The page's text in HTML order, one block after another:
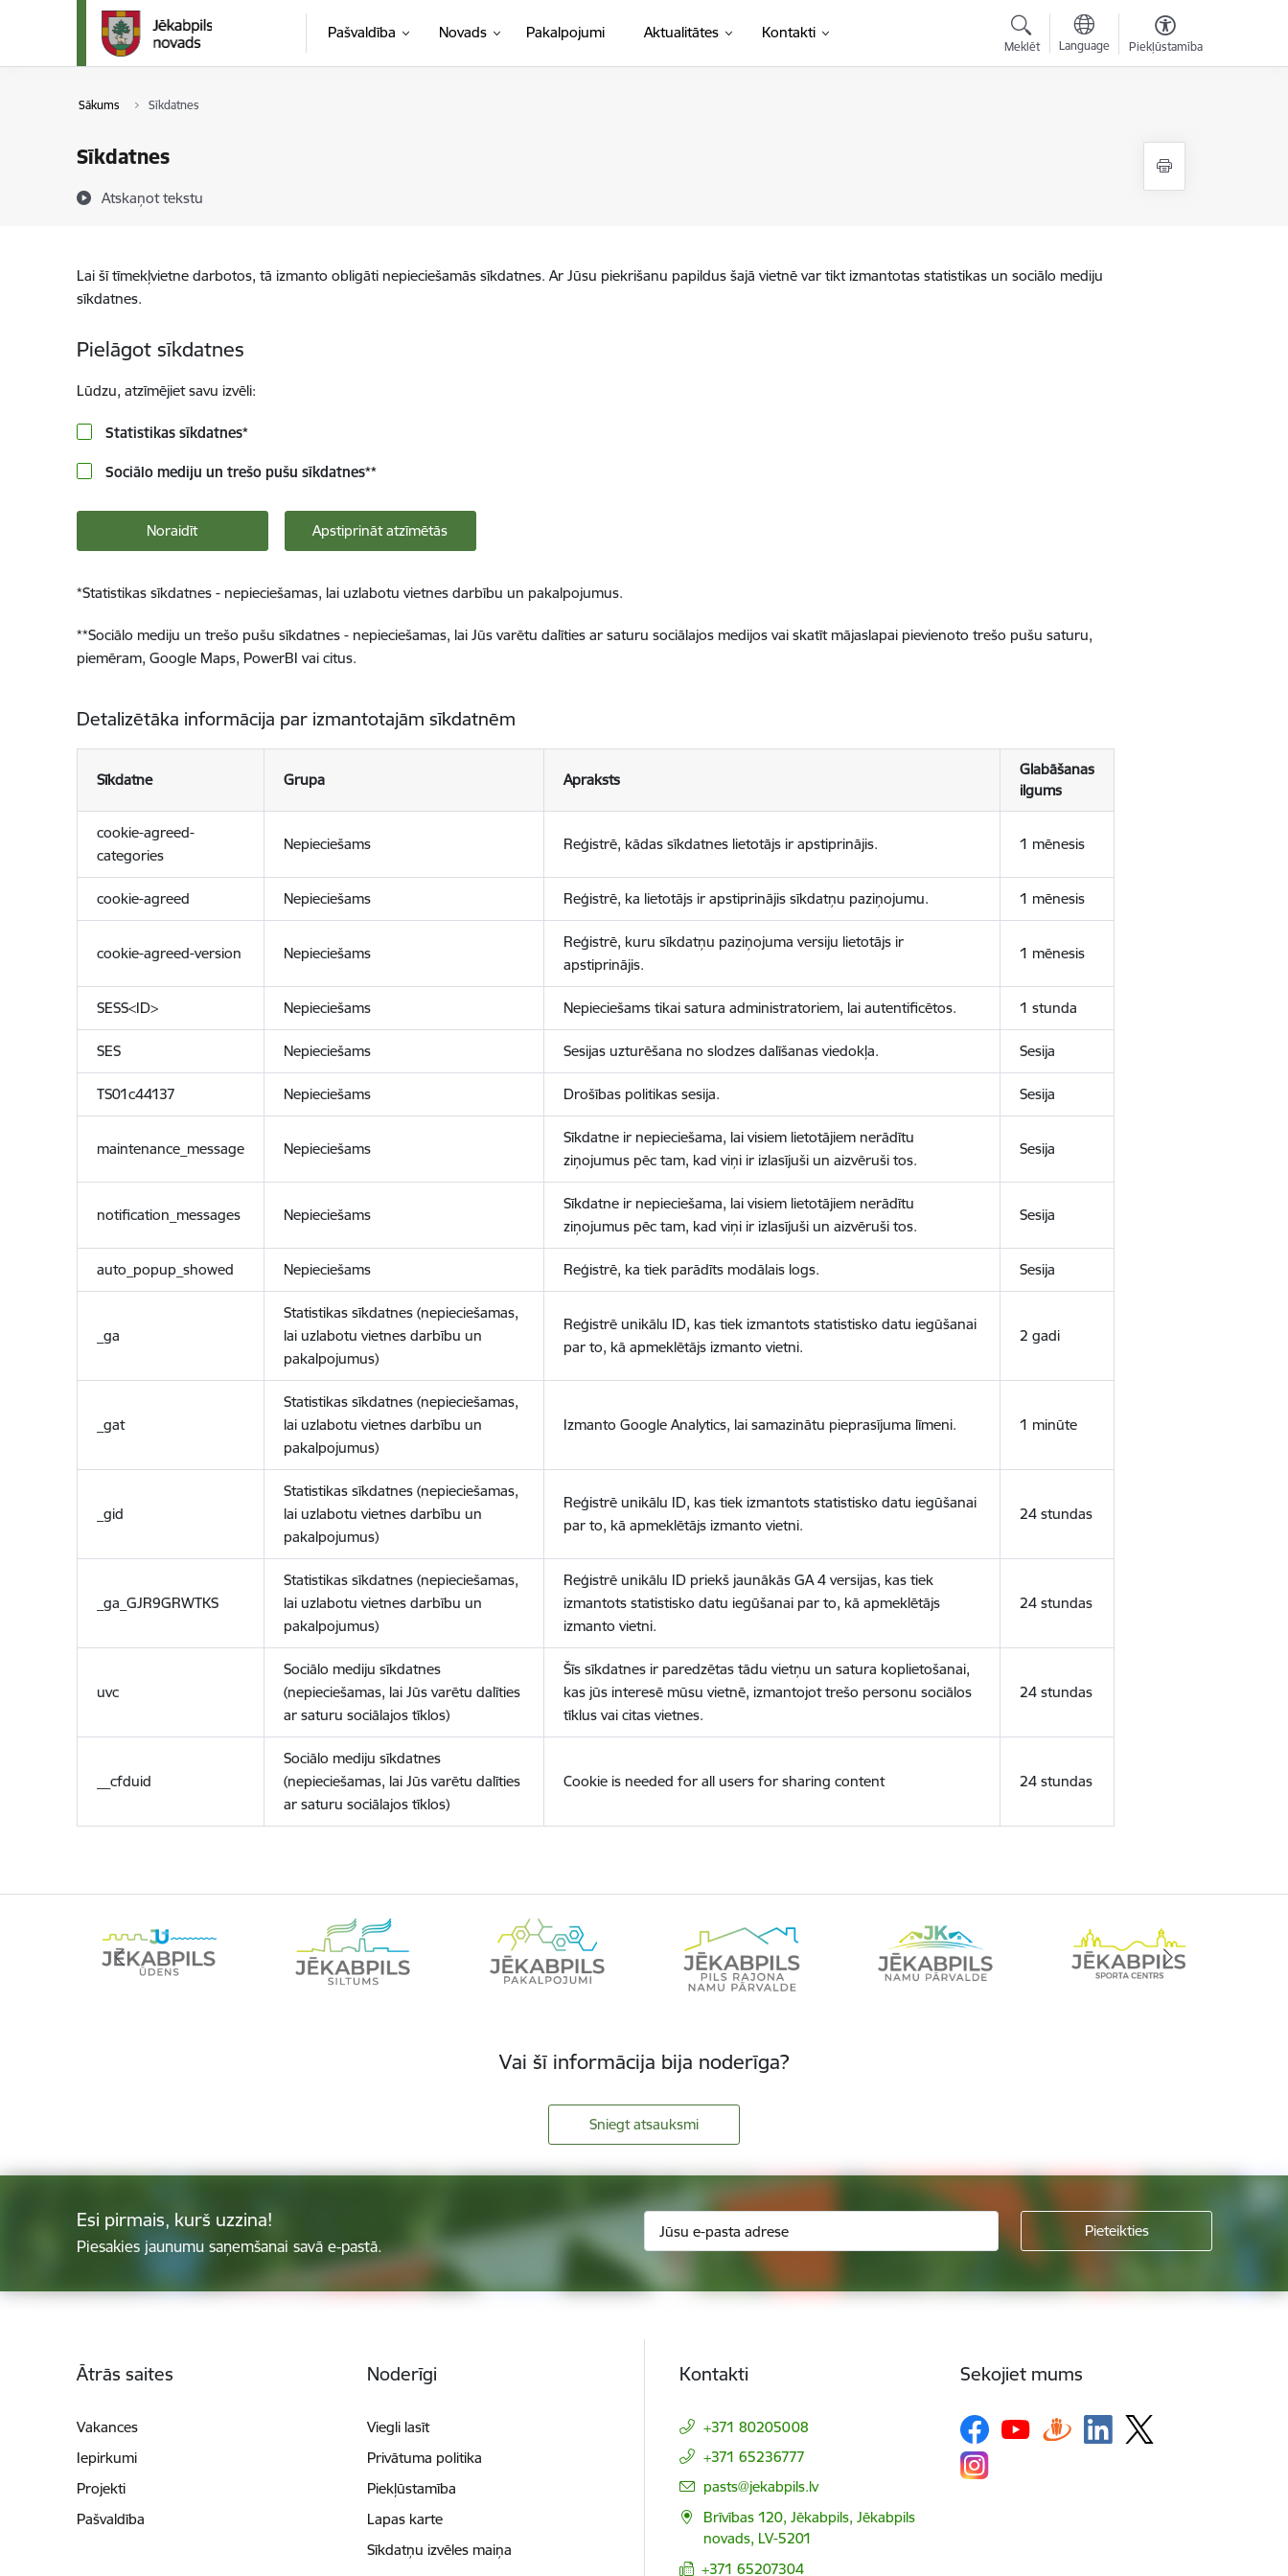
Pāriet uz lapas saturu
Pašvaldība Novads Pakalpojumi Aktualitātes Kontakti
Meklēt Language Piekļūstamība
Sākums Sīkdatnes
Sīkdatnes
Atskaņot tekstu
Lai šī tīmekļvietne darbotos, tā izmanto obligāti nepieciešamās sīkdatnes. Ar Jūsu piekrišanu papildus šajā vietnē var tikt izmantotas statistikas un sociālo mediju
sīkdatnes.
Pielāgot sīkdatnes
Lūdzu, atzīmējiet savu izvēli:
Statistikas sīkdatnes*
Sociālo mediju un trešo pušu sīkdatnes**
Noraidīt Apstiprināt atzīmētās
*Statistikas sīkdatnes - nepieciešamas, lai uzlabotu vietnes darbību un pakalpojumus.
**Sociālo mediju un trešo pušu sīkdatnes - nepieciešamas, lai Jūs varētu dalīties ar saturu sociālajos medijos vai skatīt mājaslapai pievienoto trešo pušu saturu,
piemēram, Google Maps, PowerBI vai citus.
Detalizētāka informācija par izmantotajām sīkdatnēm
Sīkdatne Grupa Apraksts
Glabāšanas
ilgums
cookie-agreed-
categories
Nepieciešams Reģistrē, kādas sīkdatnes lietotājs ir apstiprinājis. 1 mēnesis
cookie-agreed Nepieciešams Reģistrē, ka lietotājs ir apstiprinājis sīkdatņu paziņojumu. 1 mēnesis
cookie-agreed-version Nepieciešams
Reģistrē, kuru sīkdatņu paziņojuma versiju lietotājs ir
apstiprinājis.
1 mēnesis
SESS<ID> Nepieciešams Nepieciešams tikai satura administratoriem, lai autentificētos. 1 stunda
SES Nepieciešams Sesijas uzturēšana no slodzes dalīšanas viedokļa. Sesija
TS01c44137 Nepieciešams Drošības politikas sesija. Sesija
maintenance_message Nepieciešams
Sīkdatne ir nepieciešama, lai visiem lietotājiem nerādītu
ziņojumus pēc tam, kad viņi ir izlasījuši un aizvēruši tos.
Sesija
notification_messages Nepieciešams
Sīkdatne ir nepieciešama, lai visiem lietotājiem nerādītu
ziņojumus pēc tam, kad viņi ir izlasījuši un aizvēruši tos.
Sesija
auto_popup_showed Nepieciešams Reģistrē, ka tiek parādīts modālais logs. Sesija
_ga
Statistikas sīkdatnes (nepieciešamas,
lai uzlabotu vietnes darbību un
pakalpojumus)
Reģistrē unikālu ID, kas tiek izmantots statistisko datu iegūšanai
par to, kā apmeklētājs izmanto vietni.
2 gadi
_gat
Statistikas sīkdatnes (nepieciešamas,
lai uzlabotu vietnes darbību un
pakalpojumus)
Izmanto Google Analytics, lai samazinātu pieprasījuma līmeni. 1 minūte
_gid
Statistikas sīkdatnes (nepieciešamas,
lai uzlabotu vietnes darbību un
pakalpojumus)
Reģistrē unikālu ID, kas tiek izmantots statistisko datu iegūšanai
par to, kā apmeklētājs izmanto vietni.
24 stundas
_ga_GJR9GRWTKS
Statistikas sīkdatnes (nepieciešamas,
lai uzlabotu vietnes darbību un
pakalpojumus)
Reģistrē unikālu ID priekš jaunākās GA 4 versijas, kas tiek
izmantots statistisko datu iegūšanai par to, kā apmeklētājs
izmanto vietni.
24 stundas
uvc
Sociālo mediju sīkdatnes
(nepieciešamas, lai Jūs varētu dalīties
ar saturu sociālajos tīklos)
Šīs sīkdatnes ir paredzētas tādu vietņu un satura koplietošanai,
kas jūs interesē mūsu vietnē, izmantojot trešo personu sociālos
tīklus vai citas vietnes.
24 stundas
__cfduid
Sociālo mediju sīkdatnes
(nepieciešamas, lai Jūs varētu dalīties
ar saturu sociālajos tīklos)
Cookie is needed for all users for sharing content 24 stundas
Vai šī informācija bija noderīga?
Sniegt atsauksmi
Esi pirmais, kurš uzzina!
Piesakies jaunumu saņemšanai savā e-pastā.
Ātrās saites
Vakances
Iepirkumi
Projekti
Pašvaldība
Noderīgi
Viegli lasīt
Privātuma politika
Piekļūstamība
Lapas karte
Sīkdatņu izvēles maiņa
Kontakti
+371 80205008
+371 65236777
E-pasts:
pasts@jekabpils.lv
Brīvības 120, Jēkabpils, Jēkabpils
novads, LV-5201
+371 65207304
Sekojiet mums